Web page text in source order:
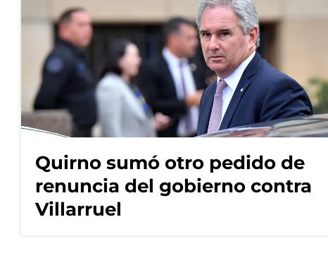
Quirno sumó otro pedido de
renuncia del gobierno contra
Villarruel